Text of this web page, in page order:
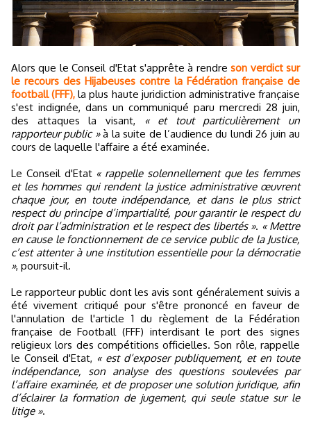
Alors que le Conseil d'Etat s'apprête à rendreson verdict sur
le recours des Hijabeuses contre la Fédération française de
football (FFF), la plus haute juridiction administrative française
s'est indignée, dans un communiqué paru mercredi 28 juin,
des attaques la visant,
« et tout particulièrement un
rapporteur public »à la suite de l’audience du lundi 26 juin au
cours de laquelle l'affaire a été examinée.
Le Conseil d'Etat « rappelle solennellement que les femmes
et les hommes qui rendent la justice administrative œuvrent
chaque jour, en toute indépendance, et dans le plus strict
respect du principe d’impartialité, pour garantir le respect du
droit par l’administration et le respect des libertés ». « Mettre
en cause le fonctionnement de ce service public de la Justice,
c’est attenter à une institution essentielle pour la démocratie
», poursuit-il.
Le rapporteur public dont les avis sont généralement suivis a
été vivement critiqué pour s'être prononcé en faveur de
l'annulation de l'article 1 du règlement de la Fédération
française de Football (FFF) interdisant le port des signes
religieux lors des compétitions officielles. Son rôle, rappelle
le Conseil d'Etat, « est d’exposer publiquement, et en toute
indépendance, son analyse des questions soulevées par
l’affaire examinée, et de proposer une solution juridique, afin
d’éclairer la formation de jugement, qui seule statue sur le
litige ».